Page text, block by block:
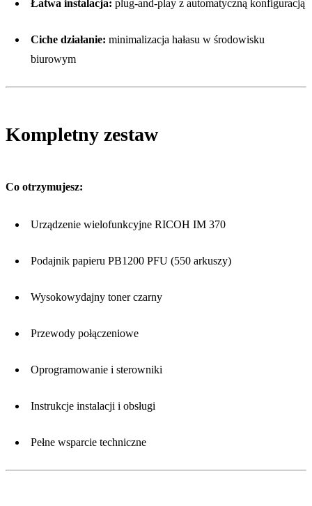
Łatwa instalacja: plug-and-play z automatyczną konfiguracją
Ciche działanie: minimalizacja hałasu w środowisku
biurowym
Kompletny zestaw
Co otrzymujesz:
Urządzenie wielofunkcyjne RICOH IM 370
Podajnik papieru PB1200 PFU (550 arkuszy)
Wysokowydajny toner czarny
Przewody połączeniowe
Oprogramowanie i sterowniki
Instrukcje instalacji i obsługi
Pełne wsparcie techniczne